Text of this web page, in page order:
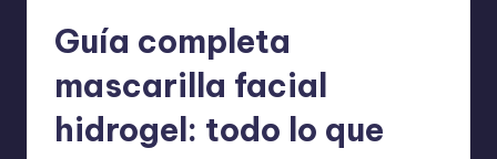
Guía completa
mascarilla facial
hidrogel: todo lo que